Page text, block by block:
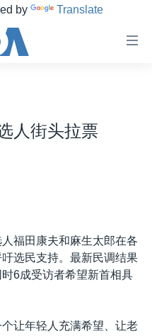
by Translate
人街头拉票
福田康夫和麻生太郎在各
选民支持。最新民调结果
6成受访者希望新首相具
让年轻人充满希望、让老